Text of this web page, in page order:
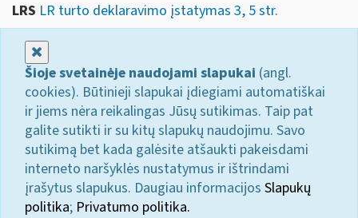
LRS LR turto deklaravimo įstatymas 3, 5 str.
Šioje svetainėje naudojami slapukai (angl.
cookies). Būtinieji slapukai įdiegiami automatiškai
ir jiems nėra reikalingas Jūsų sutikimas. Taip pat
galite sutikti ir su kitų slapukų naudojimu. Savo
sutikimą bet kada galėsite atšaukti pakeisdami
interneto naršyklės nustatymus ir ištrindami
įrašytus slapukus. Daugiau informacijos Slapukų
politika; Privatumo politika.